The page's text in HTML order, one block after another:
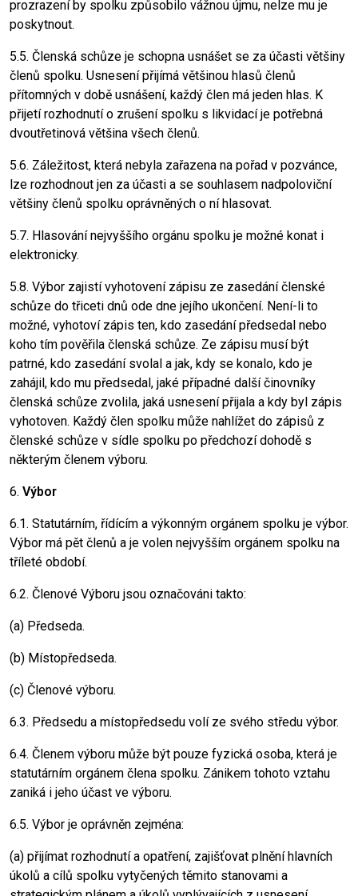
prozrazení by spolku způsobilo vážnou újmu, nelze mu je
poskytnout.
5.5. Členská schůze je schopna usnášet se za účasti většiny
členů spolku. Usnesení přijímá většinou hlasů členů
přítomných v době usnášení, každý člen má jeden hlas. K
přijetí rozhodnutí o zrušení spolku s likvidací je potřebná
dvoutřetinová většina všech členů.
5.6. Záležitost, která nebyla zařazena na pořad v pozvánce,
lze rozhodnout jen za účasti a se souhlasem nadpoloviční
většiny členů spolku oprávněných o ní hlasovat.
5.7. Hlasování nejvyššího orgánu spolku je možné konat i
elektronicky.
5.8. Výbor zajistí vyhotovení zápisu ze zasedání členské
schůze do třiceti dnů ode dne jejího ukončení. Není-li to
možné, vyhotoví zápis ten, kdo zasedání předsedal nebo
koho tím pověřila členská schůze. Ze zápisu musí být
patrné, kdo zasedání svolal a jak, kdy se konalo, kdo je
zahájil, kdo mu předsedal, jaké případné další činovníky
členská schůze zvolila, jaká usnesení přijala a kdy byl zápis
vyhotoven. Každý člen spolku může nahlížet do zápisů z
členské schůze v sídle spolku po předchozí dohodě s
některým členem výboru.
6. Výbor
6.1. Statutárním, řídícím a výkonným orgánem spolku je výbor.
Výbor má pět členů a je volen nejvyšším orgánem spolku na
tříleté období.
6.2. Členové Výboru jsou označováni takto:
(a) Předseda.
(b) Místopředseda.
(c) Členové výboru.
6.3. Předsedu a místopředsedu volí ze svého středu výbor.
6.4. Členem výboru může být pouze fyzická osoba, která je
statutárním orgánem člena spolku. Zánikem tohoto vztahu
zaniká i jeho účast ve výboru.
6.5. Výbor je oprávněn zejména:
(a) přijímat rozhodnutí a opatření, zajišťovat plnění hlavních
úkolů a cílů spolku vytyčených těmito stanovami a